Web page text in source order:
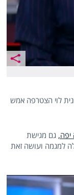
לוי הצטרפה אמש
גם מגישת
למגמה ועושה זאת